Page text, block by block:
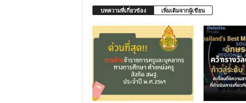
บทความที่เกี่ยวข้อง เพิ่มเติมจากผู้เขียน